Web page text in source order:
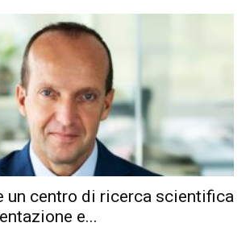
un centro di ricerca scientifica
e...